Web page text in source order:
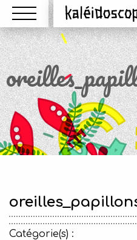
Menu
Catégorie(s) :